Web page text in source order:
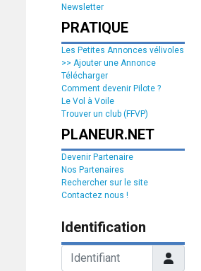
Newsletter
PRATIQUE
Les Petites Annonces vélivoles
>> Ajouter une Annonce
Télécharger
Comment devenir Pilote ?
Le Vol à Voile
Trouver un club (FFVP)
PLANEUR.NET
Devenir Partenaire
Nos Partenaires
Rechercher sur le site
Contactez nous !
Identification
Identifiant